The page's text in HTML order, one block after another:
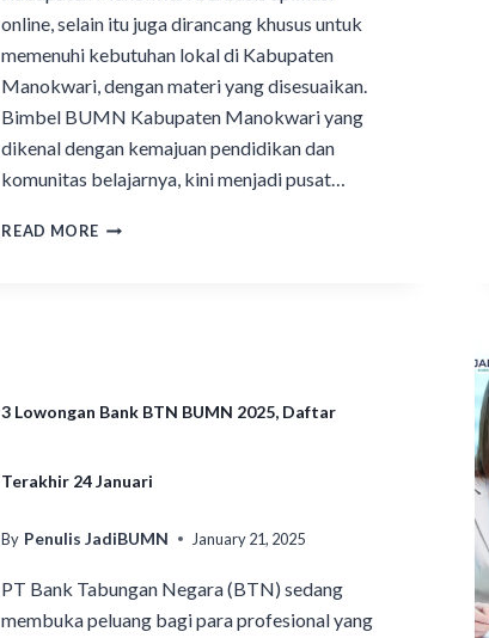
online, selain itu juga dirancang khusus untuk
memenuhi kebutuhan lokal di Kabupaten
Manokwari, dengan materi yang disesuaikan.
Bimbel BUMN Kabupaten Manokwari yang
dikenal dengan kemajuan pendidikan dan
komunitas belajarnya, kini menjadi pusat…
READ MORE
3 Lowongan Bank BTN BUMN 2025, Daftar
Terakhir 24 Januari
By Penulis JadiBUMN January 21, 2025
PT Bank Tabungan Negara (BTN) sedang
membuka peluang bagi para profesional yang